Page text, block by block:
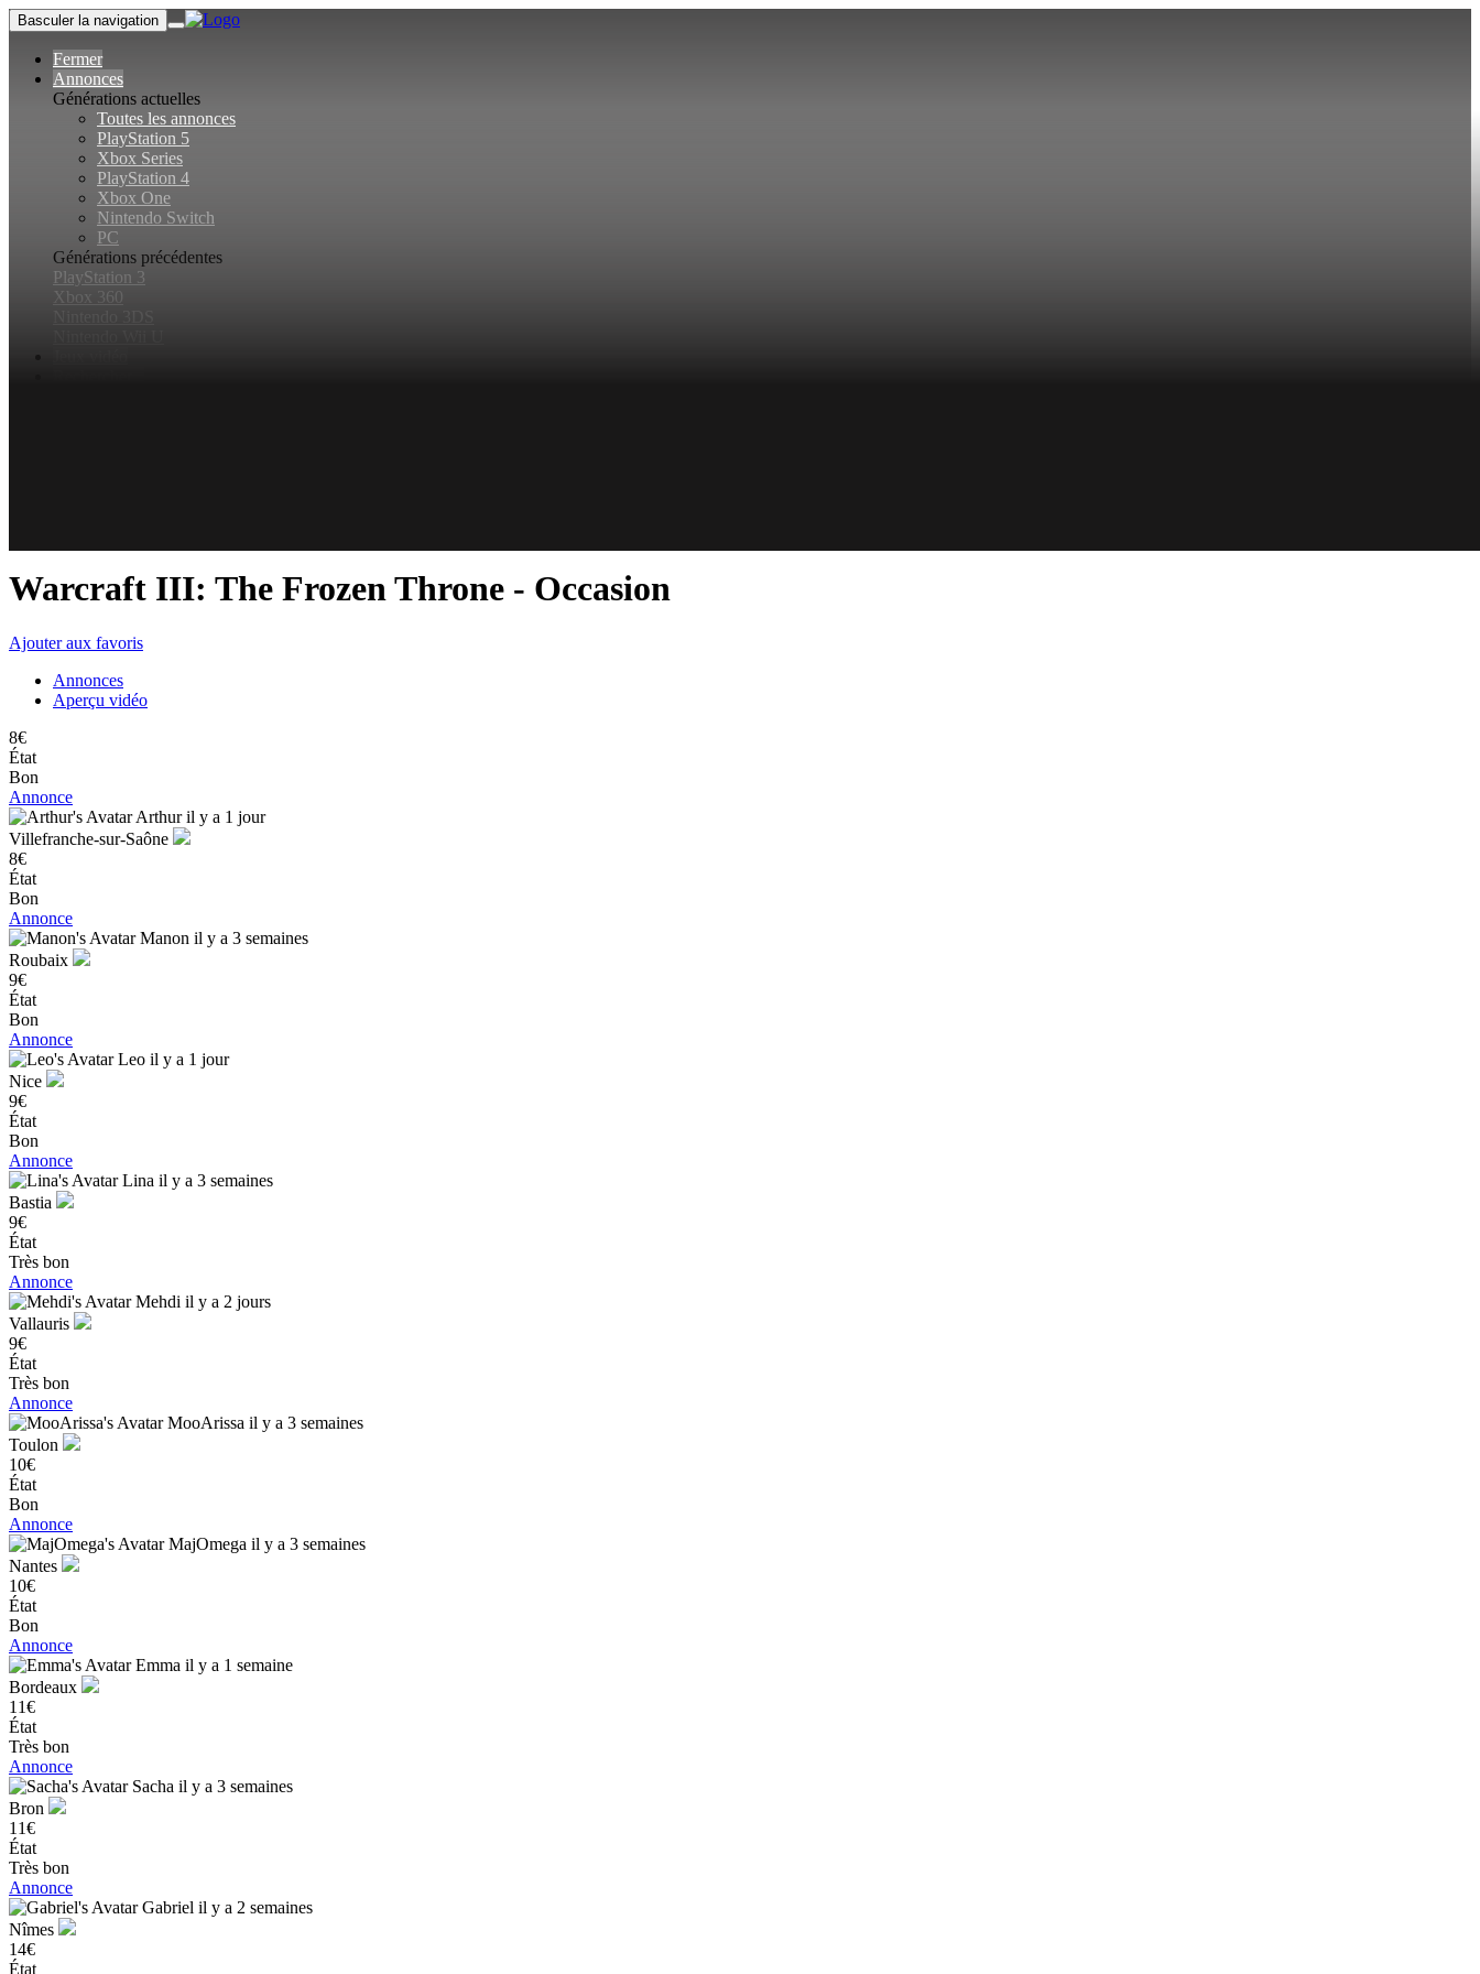
Basculer la navigation
Fermer
Annonces
Générations actuelles
Toutes les annonces
PlayStation 5
Xbox Series
PlayStation 4
Xbox One
Nintendo Switch
PC
Générations précédentes
PlayStation 3
Xbox 360
Warcraft III: The Frozen Throne - Occasion
Ajouter aux favoris
Annonces
Aperçu vidéo
8€
État
Bon
Annonce
Arthuril y a 1 jour
Villefranche-sur-Saône
8€
État
Bon
Annonce
Manon il y a 3 semaines
Roubaix
9€
État
Bon
Annonce
Leo il y a 1 jour
Nice
9€
État
Bon
Annonce
Lina il y a 3 semaines
Bastia
9€
État
Très bon
Annonce
Mehdi il y a 2 jours
Vallauris
9€
État
Très bon
Annonce
MooArissa il y a 3 semaines
Toulon
10€
État
Bon
Annonce
MajOmega il y a 3 semaines
Nantes
10€
État
Bon
Annonce
Emma il y a 1 semaine
Bordeaux
11€
État
Très bon
Annonce
Sacha il y a 3 semaines
Bron
11€
État
Très bon
Annonce
Gabriel il y a 2 semaines
Nîmes
14€
État